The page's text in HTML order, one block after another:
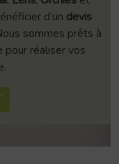
d’un devis
sommes prêts à
réaliser vos